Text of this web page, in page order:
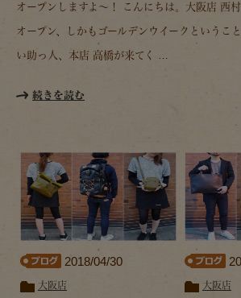
オープンしますよ～！ こんにちは。大阪店 西
オープン、しかもゴールデンウイークというこ
い助っ人、本店 高橋が来てく …
続きを読む
2018/04/30
大阪店 大阪店